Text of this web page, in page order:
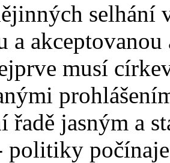
selhání
a
musí
řadě jasným a
politiky